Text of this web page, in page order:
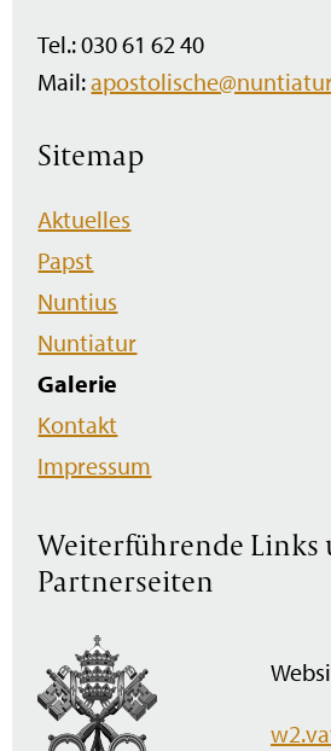
Tel.: 030 61 62 40
Mail:
Sitemap
Navigation
überspringen
Aktuelles
Papst
Nuntius
Nuntiatur
Galerie
Kontakt
Impressum
Weiterführende Links
Partnerseiten